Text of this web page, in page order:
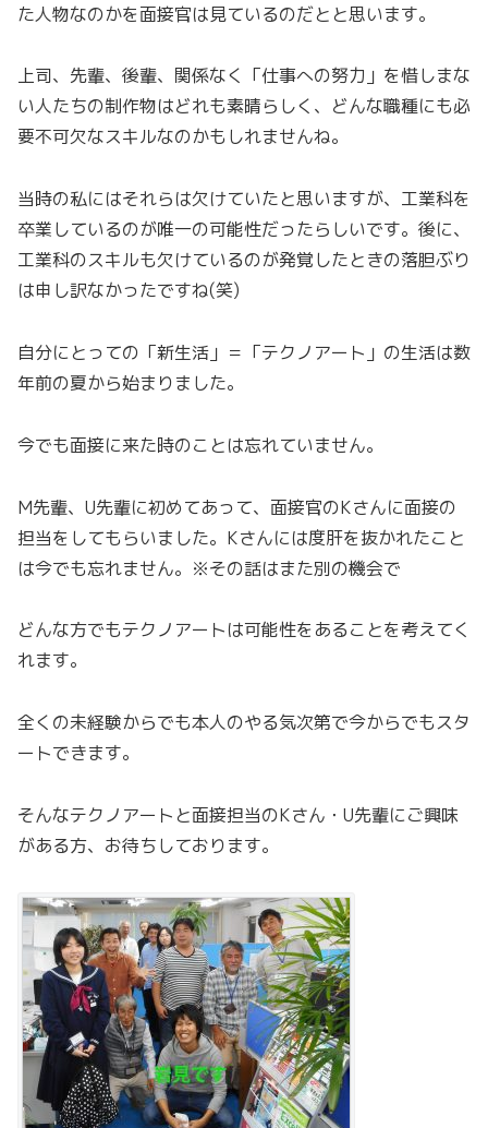
た人物なのかを面接官は見ているのだとと思います。
上司、先輩、後輩、関係なく「仕事への努力」を惜しまな
い人たちの制作物はどれも素晴らしく、どんな職種にも必
要不可欠なスキルなのかもしれませんね。
当時の私にはそれらは欠けていたと思いますが、工業科を
卒業しているのが唯一の可能性だったらしいです。後に、
工業科のスキルも欠けているのが発覚したときの落胆ぶり
は申し訳なかったですね(笑)
自分にとっての「新生活」＝「テクノアート」の生活は数
年前の夏から始まりました。
今でも面接に来た時のことは忘れていません。
M先輩、U先輩に初めてあって、面接官のKさんに面接の
担当をしてもらいました。Kさんには度肝を抜かれたこと
は今でも忘れません。※その話はまた別の機会で
どんな方でもテクノアートは可能性をあることを考えてく
れます。
全くの未経験からでも本人のやる気次第で今からでもスタ
ートできます。
そんなテクノアートと面接担当のKさん・U先輩にご興味
がある方、お待ちしております。